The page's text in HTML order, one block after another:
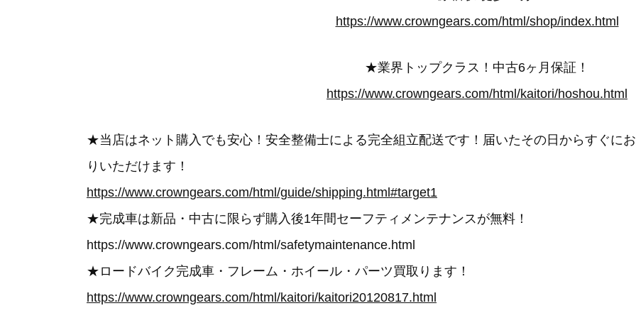
https://www.crowngears.com/html/shop/index.html
★業界トップクラス！中古6ヶ月保証！
https://www.crowngears.com/html/kaitori/hoshou.html
★当店はネット購入でも安心！安全整備士による完全組立配送です！届いたその日からすぐに
りいただけます！
https://www.crowngears.com/html/guide/shipping.html#target1
★完成車は新品・中古に限らず購入後1年間セーフティメンテナンスが無料！
https://www.crowngears.com/html/safetymaintenance.html
★ロードバイク完成車・フレーム・ホイール・パーツ買取ります！
https://www.crowngears.com/html/kaitori/kaitori20120817.html